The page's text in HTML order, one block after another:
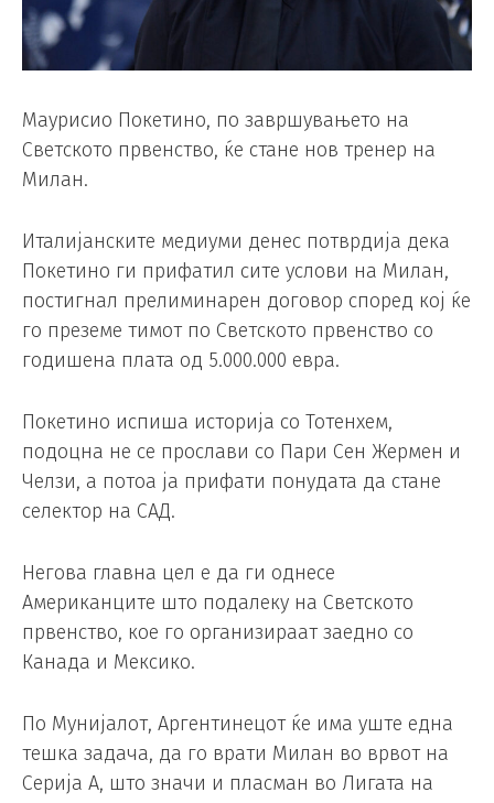
Маурисио Покетино, по завршувањето на
Светското првенство, ќе стане нов тренер на
Милан.
Италијанските медиуми денес потврдија дека
Покетино ги прифатил сите услови на Милан,
постигнал прелиминарен договор според кој ќе
го преземе тимот по Светското првенство со
годишена плата од 5.000.000 евра.
Покетино испиша историја со Тотенхем,
подоцна не се прослави со Пари Сен Жермен и
Челзи, а потоа ја прифати понудата да стане
селектор на САД.
Негова главна цел е да ги однесе
Американците што подалеку на Светското
првенство, кое го организираат заедно со
Канада и Мексико.
По Мунијалот, Аргентинецот ќе има уште една
тешка задача, да го врати Милан во врвот на
Серија А, што значи и пласман во Лигата на